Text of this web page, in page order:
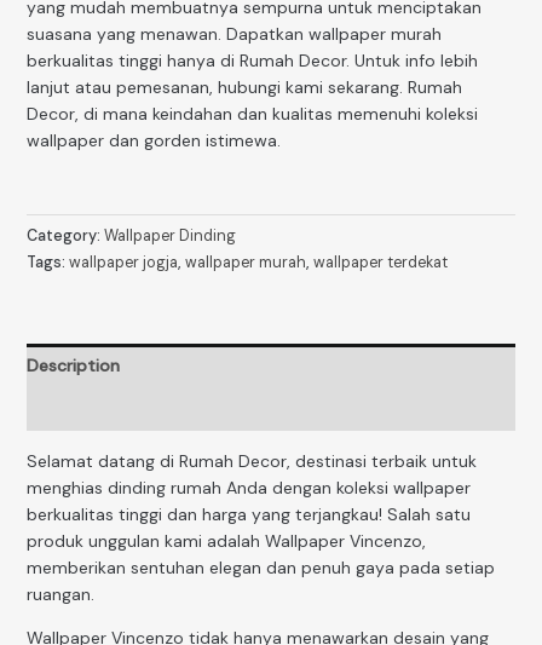
yang mudah membuatnya sempurna untuk menciptakan
suasana yang menawan. Dapatkan wallpaper murah
berkualitas tinggi hanya di Rumah Decor. Untuk info lebih
lanjut atau pemesanan, hubungi kami sekarang. Rumah
Decor, di mana keindahan dan kualitas memenuhi koleksi
wallpaper dan gorden istimewa.
Category: Wallpaper Dinding
Tags: wallpaper jogja, wallpaper murah, wallpaper terdekat
Description
Selamat datang di Rumah Decor, destinasi terbaik untuk
menghias dinding rumah Anda dengan koleksi wallpaper
berkualitas tinggi dan harga yang terjangkau! Salah satu
produk unggulan kami adalah Wallpaper Vincenzo,
memberikan sentuhan elegan dan penuh gaya pada setiap
ruangan.
Wallpaper Vincenzo tidak hanya menawarkan desain yang